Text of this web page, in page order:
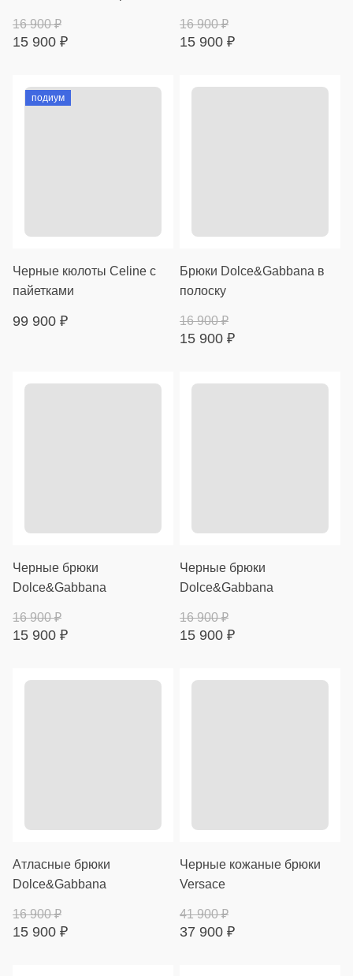
15 900 ₽
16 900₽
15 900 ₽
16 900₽
подиум
Черные кюлоты Celine с
пайетками
99 900 ₽
Брюки Dolce&Gabbana в
полоску
15 900 ₽
16 900₽
Черные брюки
Dolce&Gabbana
15 900 ₽
16 900₽
Черные брюки
Dolce&Gabbana
15 900 ₽
16 900₽
Атласные брюки
Dolce&Gabbana
15 900 ₽
16 900₽
Черные кожаные брюки
Versace
37 900 ₽
41 900₽